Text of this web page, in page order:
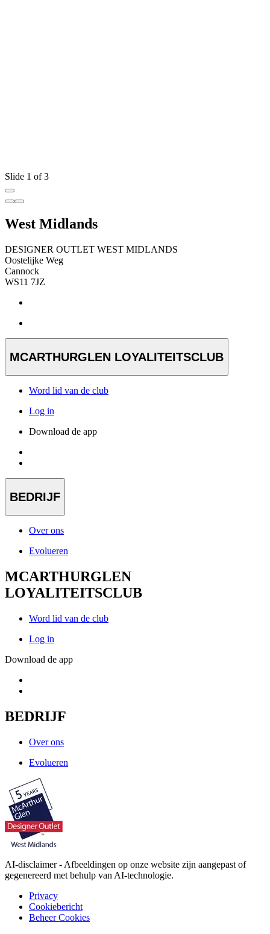
Slide 1 of 3
West Midlands
DESIGNER OUTLET WEST MIDLANDS
Oostelijke Weg
Cannock
WS11 7JZ
MCARTHURGLEN LOYALITEITSCLUB
Word lid van de club
Log in
Download de app
BEDRIJF
Over ons
Evolueren
MCARTHURGLEN
LOYALITEITSCLUB
Word lid van de club
Log in
Download de app
BEDRIJF
Over ons
Evolueren
AI-disclaimer - Afbeeldingen op onze website zijn aangepast of
gegenereerd met behulp van AI-technologie.
Privacy
Cookiebericht
Beheer Cookies